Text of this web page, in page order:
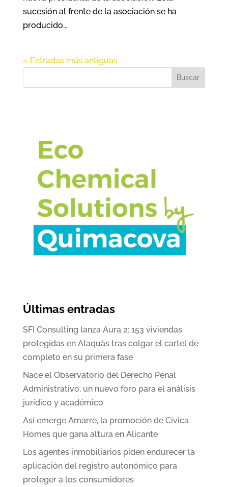
sucesión al frente de la asociación se ha
producido...
« Entradas más antiguas
Buscar
Últimas entradas
SFI Consulting lanza Aura 2: 153 viviendas
protegidas en Alaquàs tras colgar el cartel de
completo en su primera fase
Nace el Observatorio del Derecho Penal
Administrativo, un nuevo foro para el análisis
jurídico y académico
Así emerge Amarre, la promoción de Cívica
Homes que gana altura en Alicante
Los agentes inmobiliarios piden endurecer la
aplicación del registro autonómico para
proteger a los consumidores